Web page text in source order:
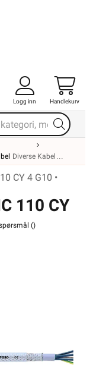
Logg inn Handlekurv
Diverse Kabel
CY 4 G10 •
110 CY
()